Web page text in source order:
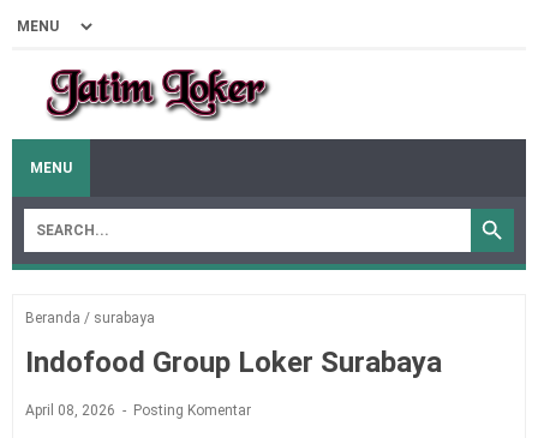
MENU
Beranda / surabaya
Indofood Group Loker Surabaya
April 08, 2026 Posting Komentar